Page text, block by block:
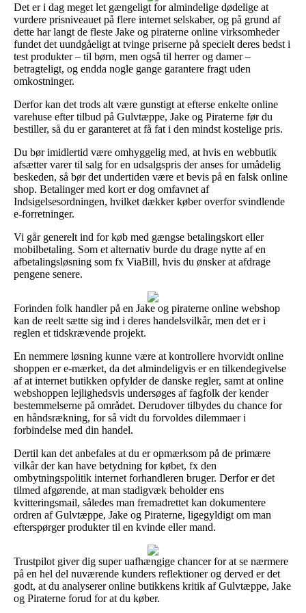
Det er i dag meget let gængeligt for almindelige dødelige at
vurdere prisniveauet på flere internet selskaber, og på grund af
dette har langt de fleste Jake og piraterne online virksomheder
fundet det uundgåeligt at tvinge priserne på specielt deres bedst i
test produkter – til børn, men også til herrer og damer –
betragteligt, og endda nogle gange garantere fragt uden
omkostninger.
Derfor kan det trods alt være gunstigt at efterse enkelte online
varehuse efter tilbud på Gulvtæppe, Jake og Piraterne før du
bestiller, så du er garanteret at få fat i den mindst kostelige pris.
Du bør imidlertid være omhyggelig med, at hvis en webbutik
afsætter varer til salg for en udsalgspris der anses for umådelig
beskeden, så bør det undertiden være et bevis på en falsk online
shop. Betalinger med kort er dog omfavnet af
Indsigelsesordningen, hvilket dækker køber overfor svindlende
e-forretninger.
Vi går generelt ind for køb med gængse betalingskort eller
mobilbetaling. Som et alternativ burde du drage nytte af en
afbetalingsløsning som fx ViaBill, hvis du ønsker at afdrage
pengene senere.
Forinden folk handler på en Jake og piraterne online webshop
kan de reelt sætte sig ind i deres handelsvilkår, men det er i
reglen et tidskrævende projekt.
En nemmere løsning kunne være at kontrollere hvorvidt online
shoppen er e-mærket, da det almindeligvis er en tilkendegivelse
af at internet butikken opfylder de danske regler, samt at online
webshoppen lejlighedsvis undersøges af fagfolk der kender
bestemmelserne på området. Derudover tilbydes du chance for
en håndsrækning, for så vidt du forvoldes dilemmaer i
forbindelse med din handel.
Dertil kan det anbefales at du er opmærksom på de primære
vilkår der kan have betydning for købet, fx den
ombytningspolitik internet forhandleren bruger. Derfor er det
tilmed afgørende, at man stadigvæk beholder ens
kvitteringsmail, således man fremadrettet kan dokumentere
ordren af Gulvtæppe, Jake og Piraterne, ligegyldigt om man
efterspørger produkter til en kvinde eller mand.
Trustpilot giver dig super uafhængige chancer for at se nærmere
på en hel del nuværende kunders reflektioner og derved er det
godt, at du analyserer online butikkens kritik af Gulvtæppe, Jake
og Piraterne forud for at du køber.